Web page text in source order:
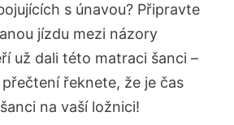
s únavou? Připravte
jízdu mezi názory
už dali této matraci šanci –
řeknete, že je čas
na vaší ložnici!